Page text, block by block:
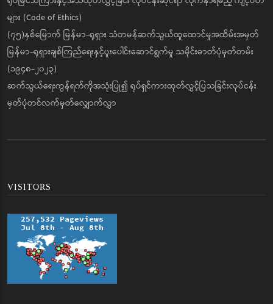
များ (Code of Ethics)
(၇၅)နှစ်မြောက် မြန်မာ-ရုရှား သံတမန်ဆက်သွယ်ထူထောင်မှုအထိမ်းအမှတ်
မြန်မာ-ရုရှားချစ်ကြည်ရေးနှင့်ပူးပေါင်းဆောင်ရွက်မှု သမိုင်းဓာတ်ပုံမှတ်တမ်း
(၁၉၄၈-၂၀၂၃)
ဆက်သွယ်ရေးကွန်ရက်ကိုအသုံးပြု၍ ရုပ်ရှင်ကားထုတ်လွှင့်ပြသခြင်းလုပ်ငန်း
မှတ်ပုံတင်လက်မှတ်လျှောက်လွှာ
VISITORS